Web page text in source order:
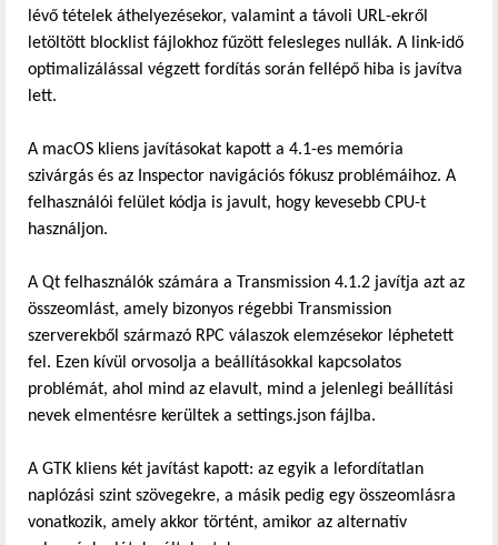
lévő tételek áthelyezésekor, valamint a távoli URL-ekről
letöltött blocklist fájlokhoz fűzött felesleges nullák. A link-idő
optimalizálással végzett fordítás során fellépő hiba is javítva
lett.
A macOS kliens javításokat kapott a 4.1-es memória
szivárgás és az Inspector navigációs fókusz problémáihoz. A
felhasználói felület kódja is javult, hogy kevesebb CPU-t
használjon.
A Qt felhasználók számára a Transmission 4.1.2 javítja azt az
összeomlást, amely bizonyos régebbi Transmission
szerverekből származó RPC válaszok elemzésekor léphetett
fel. Ezen kívül orvosolja a beállításokkal kapcsolatos
problémát, ahol mind az elavult, mind a jelenlegi beállítási
nevek elmentésre kerültek a settings.json fájlba.
A GTK kliens két javítást kapott: az egyik a lefordítatlan
naplózási szint szövegekre, a másik pedig egy összeomlásra
vonatkozik, amely akkor történt, amikor az alternatív